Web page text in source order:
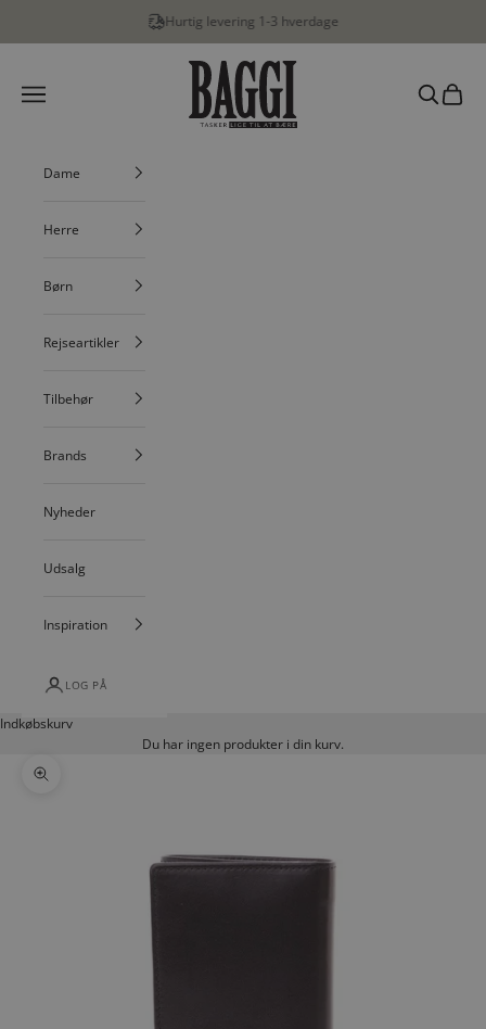
Hurtig levering 1-3 hverdage
BAGGI
Menu
Søg
Dame
Herre
Børn
Rejseartikler
Tilbehør
Brands
Nyheder
Udsalg
Inspiration
LOG PÅ
Indkøbskurv
Du har ingen produkter i din kurv.
Zoom